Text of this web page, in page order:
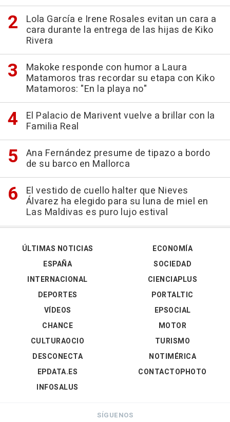
Lola García e Irene Rosales evitan un cara a
cara durante la entrega de las hijas de Kiko
Rivera
Makoke responde con humor a Laura
Matamoros tras recordar su etapa con Kiko
Matamoros: "En la playa no"
El Palacio de Marivent vuelve a brillar con la
Familia Real
Ana Fernández presume de tipazo a bordo
de su barco en Mallorca
El vestido de cuello halter que Nieves
Álvarez ha elegido para su luna de miel en
Las Maldivas es puro lujo estival
ÚLTIMAS NOTICIAS
ESPAÑA
INTERNACIONAL
DEPORTES
VÍDEOS
ECONOMÍA
SOCIEDAD
CIENCIAPLUS
PORTALTIC
EPSOCIAL
CHANCE
CULTURAOCIO
DESCONECTA
EPDATA.ES
INFOSALUS
MOTOR
TURISMO
NOTIMÉRICA
CONTACTOPHOTO
SÍGUENOS